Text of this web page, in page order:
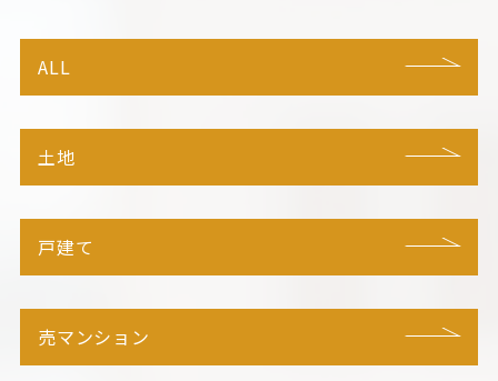
ALL
土地
戸建て
売マンション